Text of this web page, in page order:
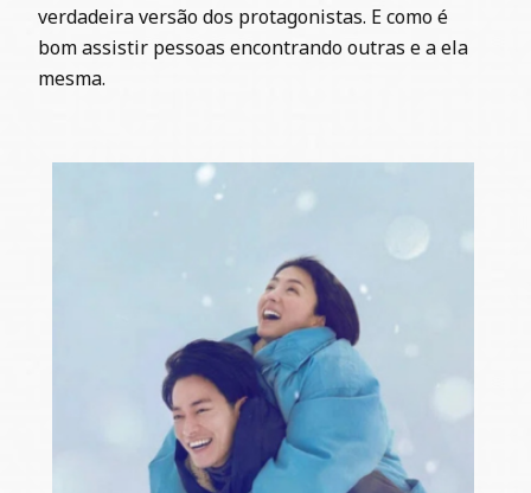
verdadeira versão dos protagonistas. E como é
bom assistir pessoas encontrando outras e a ela
mesma.